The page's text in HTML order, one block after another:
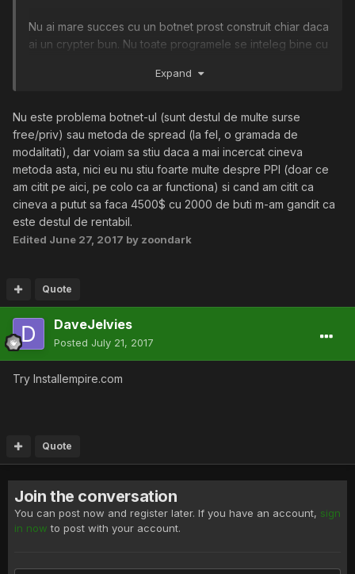
Nu ai mare succes cu un botnet prost construit chiar daca
ai un crypter bun. Nu toate programele se inteleg bine cu
Cel mai profitabil si destept e sa iti customizezi tu propriul
nou aparute. Plus dezvolta sau cumpara o metoda buna
de spread.
Cat despre PPI am auzit putine si nu prea de bine. Poti sa
incerci daca ai gasit o retea buna si poti face treaba sa
mearga. (eu personal nu am auzit ca PPI ar fi foarte
profitabil intr-un botnet)
Expand
Nu este problema botnet-ul (sunt destul de multe surse
free/priv) sau metoda de spread (la fel, o gramada de
modalitati), dar voiam sa stiu daca a mai incercat cineva
metoda asta, nici eu nu stiu foarte multe despre PPI (doar ce
am citit pe aici, pe colo ca ar functiona) si cand am citit ca
cineva a putut sa faca 4500$ cu 2000 de buti m-am gandit ca
este destul de rentabil.
Edited June 27, 2017 by zoondark
Quote
DaveJelvies
Posted July 21, 2017
Try Installempire.com
Quote
Join the conversation
You can post now and register later. If you have an account, sign
in now to post with your account.